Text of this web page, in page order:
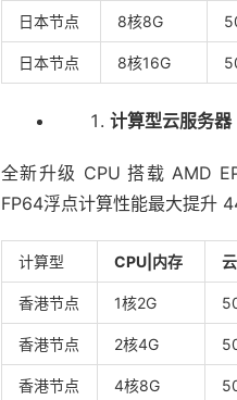
日本节点 8核8G
日本节点 8核16G
计算型云服务器
全新升级 CPU 搭载 AMD
FP64浮点计算性能最大提升
计算型 CPU|内存
香港节点 1核2G
香港节点 2核4G
香港节点 4核8G